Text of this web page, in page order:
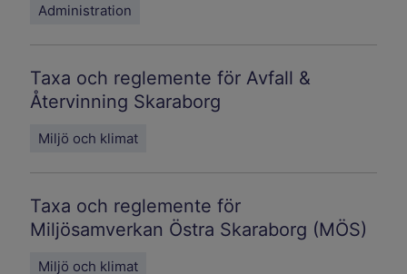
Administration
Taxa och reglemente för Avfall &
Återvinning Skaraborg
Miljö och klimat
Taxa och reglemente för
Miljösamverkan Östra Skaraborg (MÖS)
Miljö och klimat